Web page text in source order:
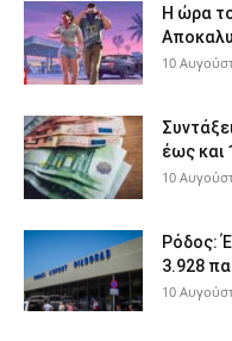
Η ώρα
10
έως και
10
Ρόδος:
3.928
10